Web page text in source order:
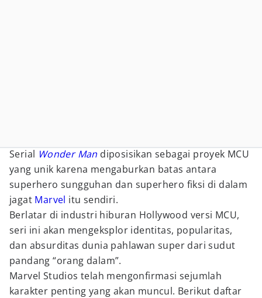
Serial Wonder Man diposisikan sebagai proyek MCU
yang unik karena mengaburkan batas antara
superhero sungguhan dan superhero fiksi di dalam
jagat Marvel itu sendiri.
Berlatar di industri hiburan Hollywood versi MCU,
seri ini akan mengeksplor identitas, popularitas,
dan absurditas dunia pahlawan super dari sudut
pandang “orang dalam”.
Marvel Studios telah mengonfirmasi sejumlah
karakter penting yang akan muncul. Berikut daftar